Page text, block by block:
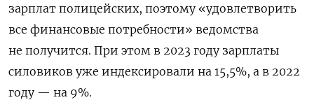
зарплат полицейских, поэтому «удовлетворить
все финансовые потребности» ведомства
не получится. При этом в 2023 году зарплаты
силовиков уже индексировали на 15,5%, а в 2022
году — на 9%.